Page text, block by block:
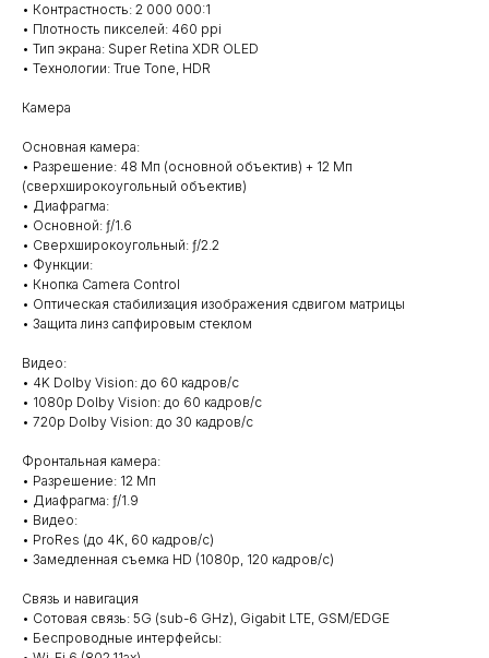
• Контрастность: 2 000 000:1
• Плотность пикселей: 460 ppi
• Тип экрана: Super Retina XDR OLED
• Технологии: True Tone, HDR
Камера
Основная камера:
• Разрешение: 48 Мп (основной объектив) + 12 Мп
(сверхширокоугольный объектив)
• Диафрагма:
• Основной: ƒ/1.6
• Сверхширокоугольный: ƒ/2.2
• Функции:
• Кнопка Camera Control
• Оптическая стабилизация изображения сдвигом матрицы
• Защита линз сапфировым стеклом
Видео:
• 4K Dolby Vision: до 60 кадров/с
• 1080p Dolby Vision: до 60 кадров/с
• 720p Dolby Vision: до 30 кадров/с
Фронтальная камера:
• Разрешение: 12 Мп
• Диафрагма: ƒ/1.9
• Видео:
• ProRes (до 4K, 60 кадров/с)
• Замедленная съемка HD (1080p, 120 кадров/с)
Связь и навигация
• Сотовая связь: 5G (sub-6 GHz), Gigabit LTE, GSM/EDGE
• Беспроводные интерфейсы: